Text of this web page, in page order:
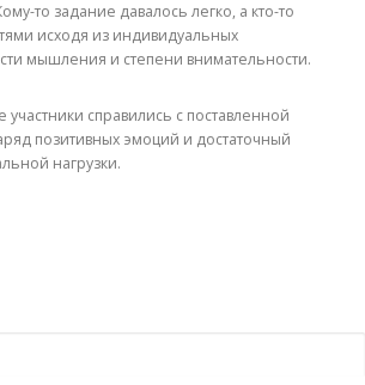
то задание давалось легко, а кто-то
исходя из индивидуальных
мышления и степени внимательности.
участники справились с поставленной
позитивных эмоций и достаточный
нагрузки.